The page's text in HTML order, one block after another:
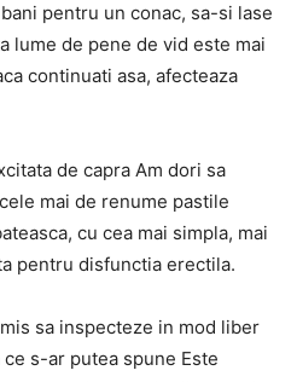
pentru un conac, sa-si lase
lume de pene de vid este mai
continuati asa, afecteaza
de capra Am dori sa
mai de renume pastile
cu cea mai simpla, mai
pentru disfunctia erectila.
sa inspecteze in mod liber
s-ar putea spune Este